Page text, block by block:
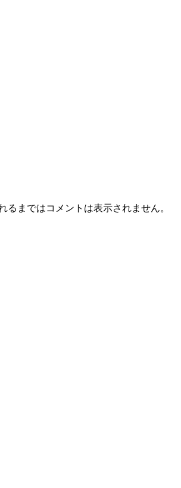
まではコメントは表示されません。